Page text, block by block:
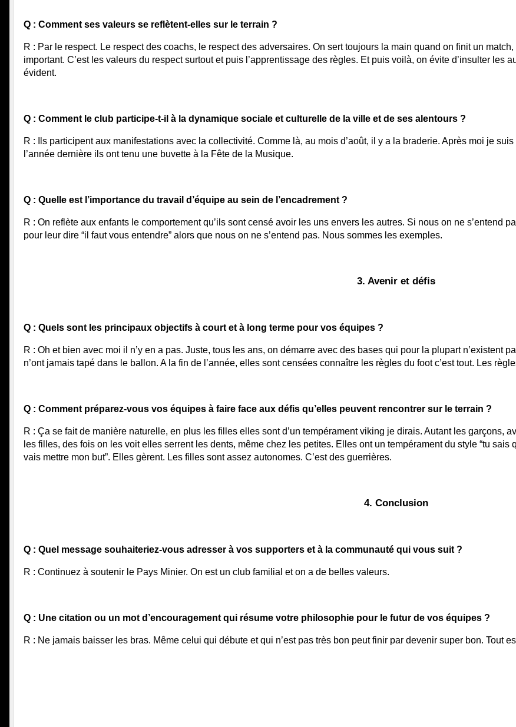
Q : Comment ses valeurs se reflètent-elles sur le terrain ?
R : Par le respect. Le respect des coachs, le respect des adversaires. On sert toujours la main quand on finit un
important. C’est les valeurs du respect surtout et puis l’apprentissage des règles. Et puis voilà, on évite d’insulter les
évident.
Q : Comment le club participe-t-il à la dynamique sociale et culturelle de la ville et de ses alentours ?
R : Ils participent aux manifestations avec la collectivité. Comme là, au mois d’août, il y a la braderie. Après moi je
l’année dernière ils ont tenu une buvette à la Fête de la Musique.
Q : Quelle est l’importance du travail d’équipe au sein de l’encadrement ?
R : On reflète aux enfants le comportement qu’ils sont censé avoir les uns envers les autres. Si nous on ne s’entend
pour leur dire “il faut vous entendre” alors que nous on ne s’entend pas. Nous sommes les exemples.
3. Avenir et défis
Q : Quels sont les principaux objectifs à court et à long terme pour vos équipes ?
R : Oh et bien avec moi il n’y en a pas. Juste, tous les ans, on démarre avec des bases qui pour la plupart n’existent
n’ont jamais tapé dans le ballon. A la fin de l’année, elles sont censées connaître les règles du foot c’est tout. Les
Q : Comment préparez-vous vos équipes à faire face aux défis qu’elles peuvent rencontrer sur le terrain ?
R : Ça se fait de manière naturelle, en plus les filles elles sont d’un tempérament viking je dirais. Autant les garçons,
les filles, des fois on les voit elles serrent les dents, même chez les petites. Elles ont un tempérament du style “tu sais
vais mettre mon but”. Elles gèrent. Les filles sont assez autonomes. C’est des guerrières.
4. Conclusion
Q : Quel message souhaiteriez-vous adresser à vos supporters et à la communauté qui vous suit ?
R : Continuez à soutenir le Pays Minier. On est un club familial et on a de belles valeurs.
Q : Une citation ou un mot d’encouragement qui résume votre philosophie pour le futur de vos équipes ?
R : Ne jamais baisser les bras. Même celui qui débute et qui n’est pas très bon peut finir par devenir super bon. Tout